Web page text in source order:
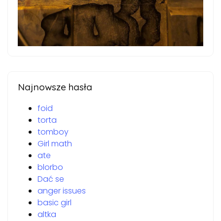
Najnowsze hasła
foid
torta
tomboy
Girl math
ate
blorbo
Dać se
anger issues
basic girl
altka